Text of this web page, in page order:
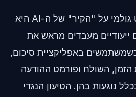
זה אומר שזריקת טקסט גולמי על "הקיר" של ה-AI היא
מעבדים מראש את
באפליקציית סיכום,
השולח ופורמט ההודעה
נוגעות בהן. הטיעון הנגדי